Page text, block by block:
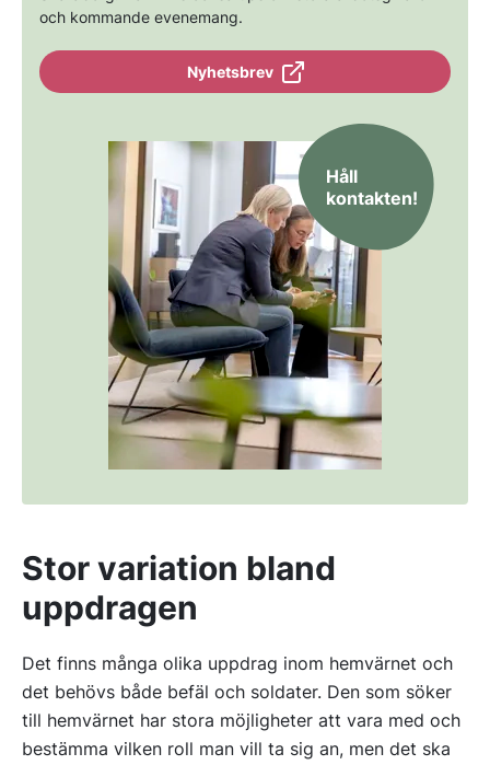
och kommande evenemang.
Nyhetsbrev
Håll
kontakten!
Stor variation bland
uppdragen
Det finns många olika uppdrag inom hemvärnet och
det behövs både befäl och soldater. Den som söker
till hemvärnet har stora möjligheter att vara med och
bestämma vilken roll man vill ta sig an, men det ska